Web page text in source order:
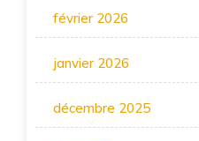
février 2026
janvier 2026
décembre 2025